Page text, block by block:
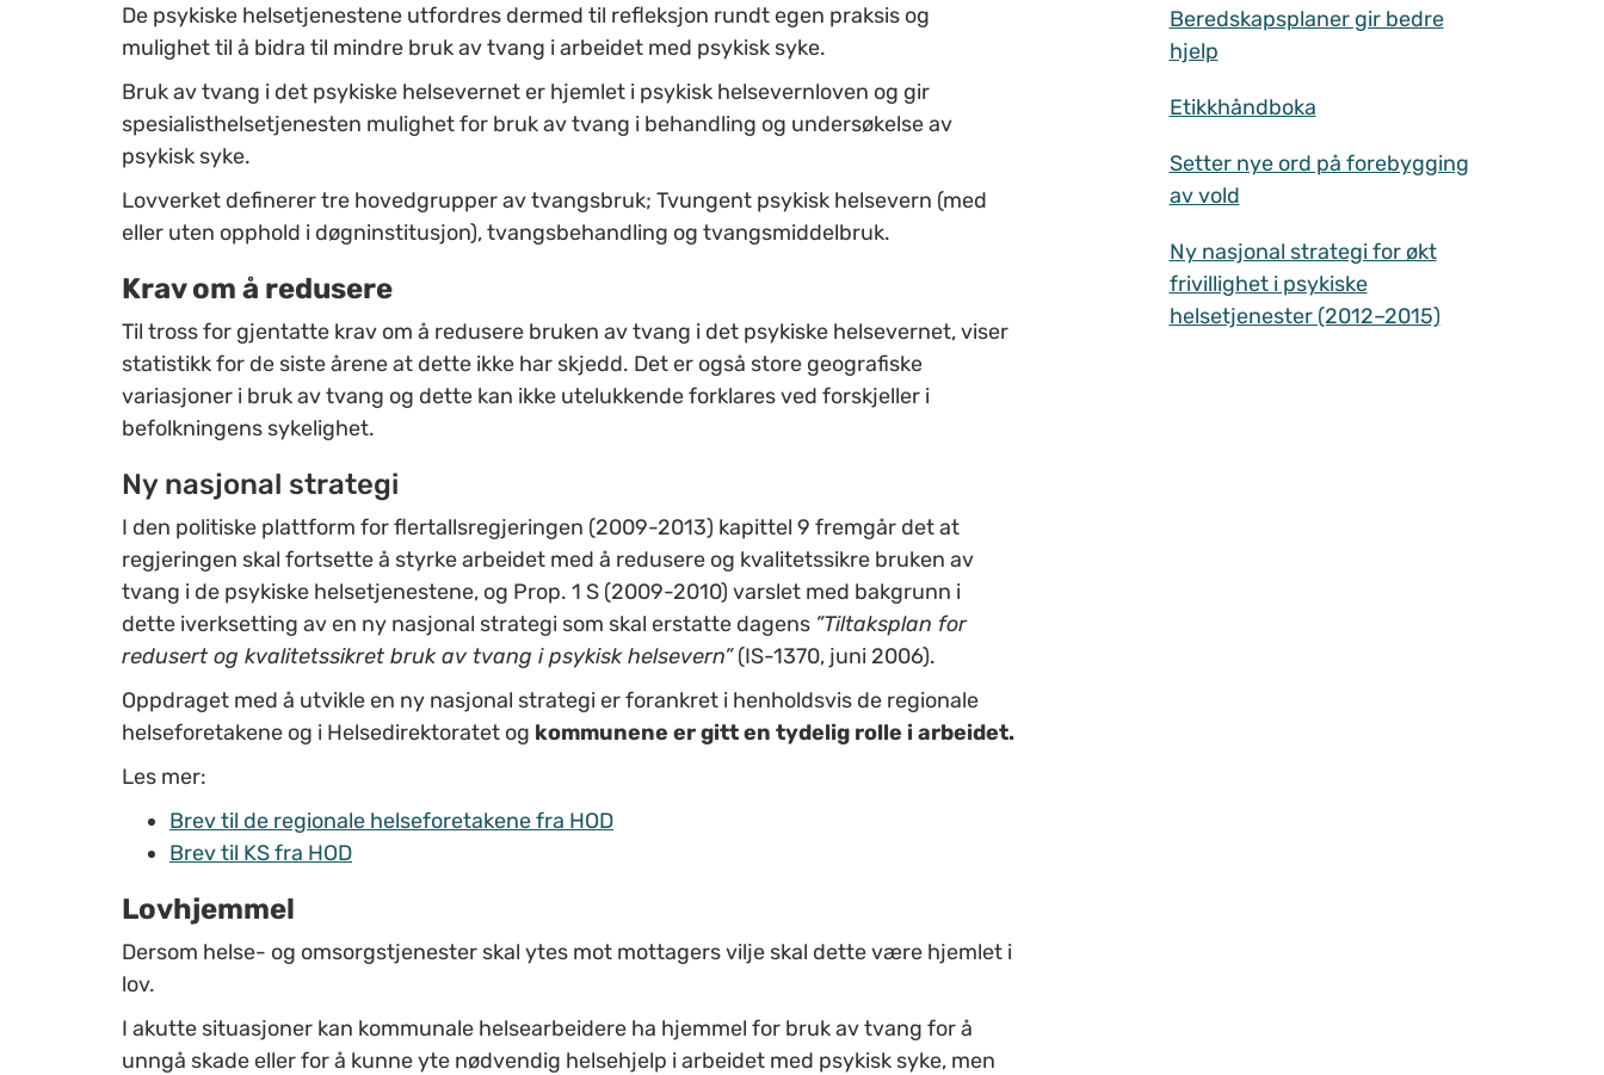
De psykiske helsetjenestene utfordres dermed til refleksjon rundt egen praksis og
mulighet til å bidra til mindre bruk av tvang i arbeidet med psykisk syke.
Bruk av tvang i det psykiske helsevernet er hjemlet i psykisk helsevernloven og gir
spesialisthelsetjenesten mulighet for bruk av tvang i behandling og undersøkelse av
psykisk syke.
Lovverket definerer tre hovedgrupper av tvangsbruk; Tvungent psykisk helsevern (med
eller uten opphold i døgninstitusjon), tvangsbehandling og tvangsmiddelbruk.
Krav om å redusere
Til tross for gjentatte krav om å redusere bruken av tvang i det psykiske helsevernet, viser
statistikk for de siste årene at dette ikke har skjedd. Det er også store geografiske
variasjoner i bruk av tvang og dette kan ikke utelukkende forklares ved forskjeller i
befolkningens sykelighet.
Ny nasjonal strategi
I den politiske plattform for flertallsregjeringen (2009-2013) kapittel 9 fremgår det at
regjeringen skal fortsette å styrke arbeidet med å redusere og kvalitetssikre bruken av
tvang i de psykiske helsetjenestene, og Prop. 1 S (2009-2010) varslet med bakgrunn i
dette iverksetting av en ny nasjonal strategi som skal erstatte dagens ”Tiltaksplan for
redusert og kvalitetssikret bruk av tvang i psykisk helsevern”(IS-1370, juni 2006).
Oppdraget med å utvikle en ny nasjonal strategi er forankret i henholdsvis de regionale
helseforetakene og i Helsedirektoratet og kommunene er gitt en tydelig rolle i arbeidet.
Les mer:
Brev til de regionale helseforetakene fra HOD
Brev til KS fra HOD
Lovhjemmel
Dersom helse- og omsorgstjenester skal ytes mot mottagers vilje skal dette være hjemlet i
lov.
I akutte situasjoner kan kommunale helsearbeidere ha hjemmel for bruk av tvang for å
unngå skade eller for å kunne yte nødvendig helsehjelp i arbeidet med psykisk syke, men
Beredskapsplaner gir bedre
hjelp
Etikkhåndboka
Setter nye ord på forebygging
av vold
Ny nasjonal strategi for økt
frivillighet i psykiske
helsetjenester (2012–2015)